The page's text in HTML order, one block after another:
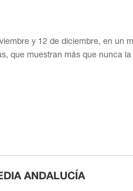
y 12 de diciembre, en un
que muestran más que nunca
ANDALUCÍA